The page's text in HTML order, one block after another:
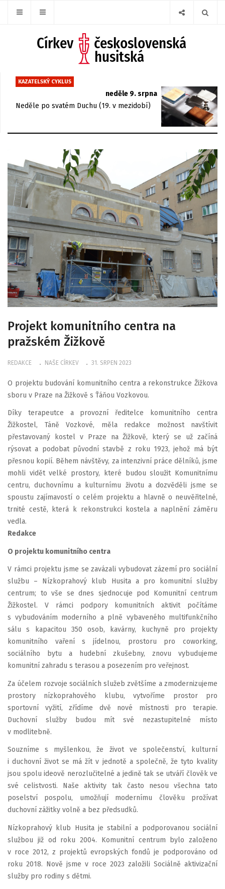
KAZATELSKÝ CYKLUS
neděle 9. srpna
Neděle po svatém Duchu (19. v mezidobí)
Projekt komunitního centra na
pražském Žižkově
REDAKCE NAŠE CÍRKEV 31. SRPEN 2023
O projektu budování komunitního centra a rekonstrukce Žižkova
sboru v Praze na Žižkově s Ťáňou Vozkovou.
Díky terapeutce a provozní ředitelce komunitního centra
Žižkostel, Táně Vozkové, měla redakce možnost navštívit
přestavovaný kostel v Praze na Žižkově, který se už začíná
rýsovat a podobat původní stavbě z roku 1923, jehož má být
přesnou kopií. Během návštěvy, za intenzivní práce dělníků, jsme
mohli vidět velké prostory, které budou sloužit Komunitnímu
centru, duchovnímu a kulturnímu životu a dozvěděli jsme se
spoustu zajímavostí o celém projektu a hlavně o neuvěřitelné,
trnité cestě, která k rekonstrukci kostela a naplnění záměru
vedla.
Redakce
O projektu komunitního centra
V rámci projektu jsme se zavázali vybudovat zázemí pro sociální
službu – Nízkoprahový klub Husita a pro komunitní služby
centrum; to vše se dnes sjednocuje pod Komunitní centrum
Žižkostel. V rámci podpory komunitních aktivit počítáme
s vybudováním moderního a plně vybaveného multifunkčního
sálu s kapacitou 350 osob, kavárny, kuchyně pro projekty
komunitního vaření s jídelnou, prostoru pro coworking,
sociálního bytu a hudební zkušebny, znovu vybudujeme
komunitní zahradu s terasou a posezením pro veřejnost.
Za účelem rozvoje sociálních služeb zvětšíme a zmodernizujeme
prostory nízkoprahového klubu, vytvoříme prostor pro
sportovní vyžití, zřídíme dvě nové místnosti pro terapie.
Duchovní služby budou mít své nezastupitelné místo
v modlitebně.
Souzníme s myšlenkou, že život ve společenství, kulturní
i duchovní život se má žít v jednotě a společně, že tyto kvality
jsou spolu ideově nerozlučitelné a jedině tak se utváří člověk ve
své celistvosti. Naše aktivity tak často nesou všechna tato
poselství pospolu, umožňují modernímu člověku prožívat
duchovní zážitky volně a bez předsudků.
Nízkoprahový klub Husita je stabilní a podporovanou sociální
službou již od roku 2004. Komunitní centrum bylo založeno
v roce 2012, z projektů evropských fondů je podporováno od
roku 2018. Nově jsme v roce 2023 založili Sociálně aktivizační
služby pro rodiny s dětmi.